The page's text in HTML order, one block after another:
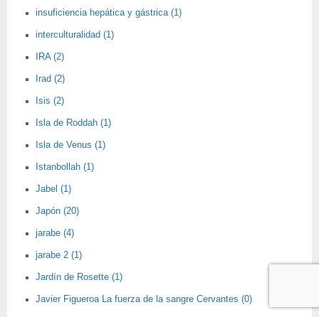
insuficiencia hepática y gástrica (1)
interculturalidad (1)
IRA (2)
Irad (2)
Isis (2)
Isla de Roddah (1)
Isla de Venus (1)
Istanbollah (1)
Jabel (1)
Japón (20)
jarabe (4)
jarabe 2 (1)
Jardín de Rosette (1)
Javier Figueroa La fuerza de la sangre Cervantes (0)